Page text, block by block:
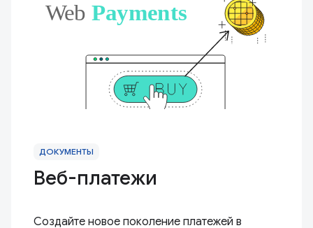
ДОКУМЕНТЫ
Веб-платежи
Создайте новое поколение платежей в